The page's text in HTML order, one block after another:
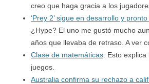
creo que haga gracia a los
‘Prey 2’ sigue en desarrollo y
¿Hype? El uno me gustó mucho
años que llevaba de retraso. A ver
Clase de matemáticas: Esto
juegos.
Australia confirma su rechazo a